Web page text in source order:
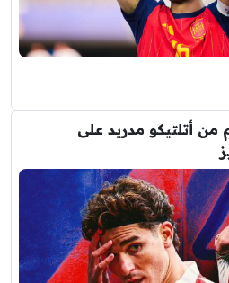
من أتلتيكو مدريد على